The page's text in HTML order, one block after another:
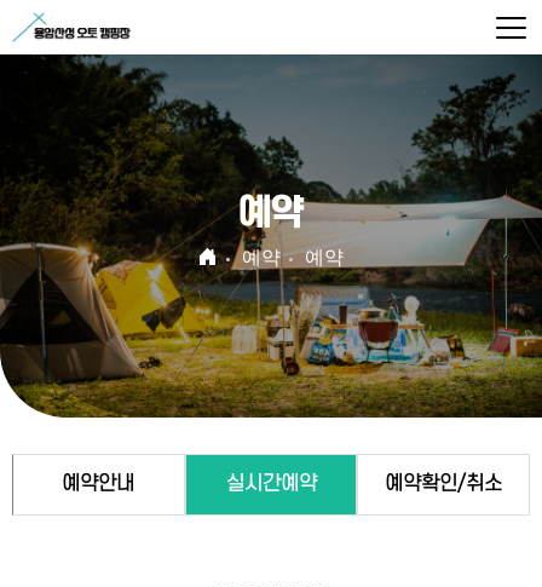
예약
예약 예약
예약안내 실시간예약 예약확인/취소